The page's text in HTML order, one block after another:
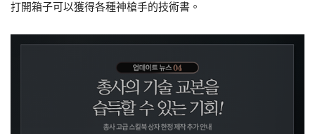
打開箱子可以獲得各種神槍手的技術書。